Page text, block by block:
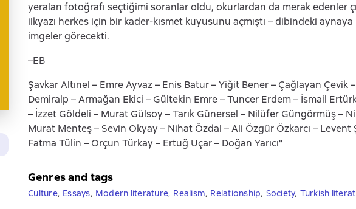
yeralan fotoğrafı seçtiğimi soranlar oldu, okurlardan da merak edenler
ilkyazı herkes için bir kader-kısmet kuyusunu açmıştı – dibindeki aynaya
imgeler görecekti.
–EB
Şavkar Altınel – Emre Ayvaz – Enis Batur – Yiğit Bener – Çağlayan Çevik
Demiralp – Armağan Ekici – Gültekin Emre – Tuncer Erdem – İsmail
– İzzet Göldeli – Murat Gülsoy – Tarık Günersel – Nilüfer Güngörmüş –
Murat Menteş – Sevin Okyay – Nihat Özdal – Ali Özgür Özkarcı – Levent
Fatma Tülin – Orçun Türkay – Ertuğ Uçar – Doğan Yarıcı"
Genres and tags
Culture, Essays, Modern literature, Realism, Relationship, Society, Turkish